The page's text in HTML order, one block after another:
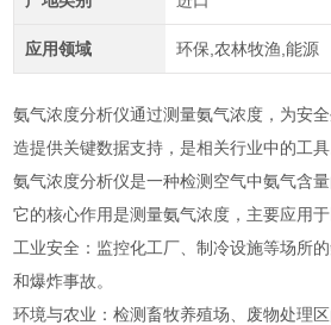
应用领域 环保,农林牧渔,能源
氨气浓度分析仪通过测量氨气浓度，为安
造提供关键数据支持，是相关行业中的工具
氨气浓度分析仪是一种检测空气中氨气含量
它的核心作用是测量氨气浓度，主要应用于
工业安全：监控化工厂、制冷设施等场所
和爆炸事故。
环境与农业：检测畜牧养殖场、废物处理